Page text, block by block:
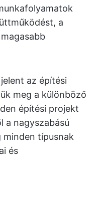
a
az építési
meg a különböző
építési projekt
a nagyszabású
típusnak
és